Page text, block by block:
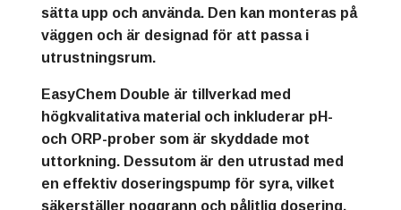
sätta upp och använda. Den kan monteras på
väggen och är designad för att passa i
utrustningsrum.
EasyChem Double är tillverkad med
högkvalitativa material och inkluderar pH-
och ORP-prober som är skyddade mot
uttorkning. Dessutom är den utrustad med
en effektiv doseringspump för syra, vilket
säkerställer noggrann och pålitlig dosering.